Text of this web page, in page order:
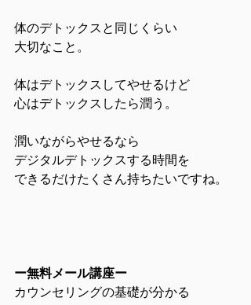
体のデトックスと同じくらい
大切なこと。
体はデトックスしてやせるけど
心はデトックスしたら潤う。
潤いながらやせるなら
デジタルデトックスする時間を
できるだけたくさん持ちたいですね。
ー無料メール講座ー
カウンセリングの基礎が分かる